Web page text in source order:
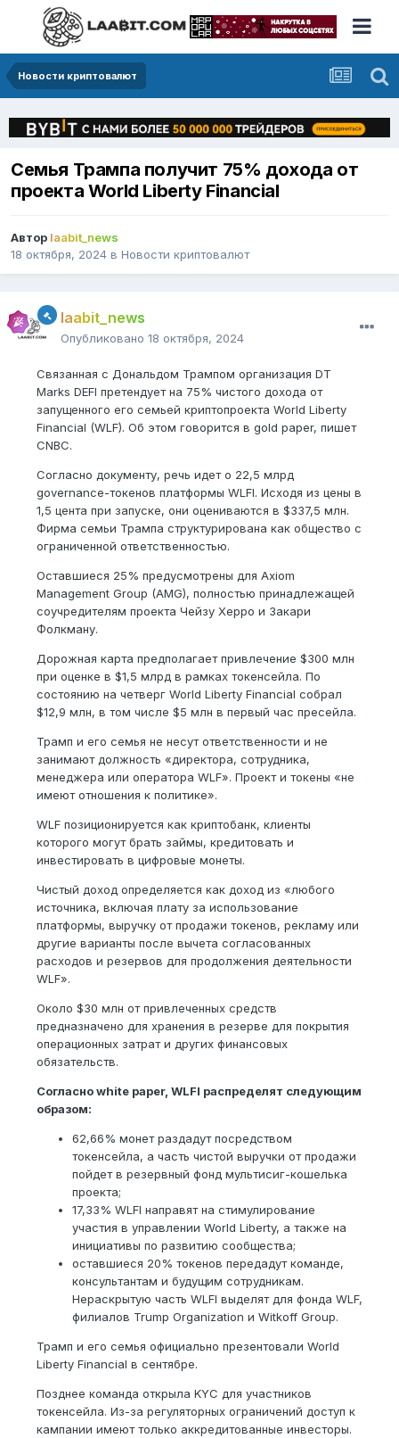
Новости криптовалют
Семья Трампа получит 75% дохода от
проекта World Liberty Financial
Автор laabit_news
18 октября, 2024 в Новости криптовалют
laabit_news
Опубликовано 18 октября, 2024
Связанная с Дональдом Трампом организация DT
Marks DEFI претендует на 75% чистого дохода от
запущенного его семьей криптопроекта World Liberty
Financial (WLF). Об этом говорится в gold paper, пишет
CNBC.
Согласно документу, речь идет о 22,5 млрд
governance-токенов платформы WLFI. Исходя из цены в
1,5 цента при запуске, они оцениваются в $337,5 млн.
Фирма семьи Трампа структурирована как общество с
ограниченной ответственностью.
Оставшиеся 25% предусмотрены для Axiom
Management Group (AMG), полностью принадлежащей
соучредителям проекта Чейзу Херро и Закари
Фолкману.
Дорожная карта предполагает привлечение $300 млн
при оценке в $1,5 млрд в рамках токенсейла. По
состоянию на четверг World Liberty Financial собрал
$12,9 млн, в том числе $5 млн в первый час пресейла.
Трамп и его семья не несут ответственности и не
занимают должность «директора, сотрудника,
менеджера или оператора WLF». Проект и токены «не
имеют отношения к политике».
WLF позиционируется как криптобанк, клиенты
которого могут брать займы, кредитовать и
инвестировать в цифровые монеты.
Чистый доход определяется как доход из «любого
источника, включая плату за использование
платформы, выручку от продажи токенов, рекламу или
другие варианты после вычета согласованных
расходов и резервов для продолжения деятельности
WLF».
Около $30 млн от привлеченных средств
предназначено для хранения в резерве для покрытия
операционных затрат и других финансовых
обязательств.
Согласно white paper, WLFI распределят следующим
образом:
62,66% монет раздадут посредством
токенсейла, а часть чистой выручки от продажи
пойдет в резервный фонд мультисиг-кошелька
проекта;
17,33% WLFI направят на стимулирование
участия в управлении World Liberty, а также на
инициативы по развитию сообщества;
оставшиеся 20% токенов передадут команде,
консультантам и будущим сотрудникам.
Нераскрытую часть WLFI выделят для фонда WLF,
филиалов Trump Organization и Witkoff Group.
Трамп и его семья официально презентовали World
Liberty Financial в сентябре.
Позднее команда открыла KYC для участников
токенсейла. Из-за регуляторных ограничений доступ к
кампании имеют только аккредитованные инвесторы.